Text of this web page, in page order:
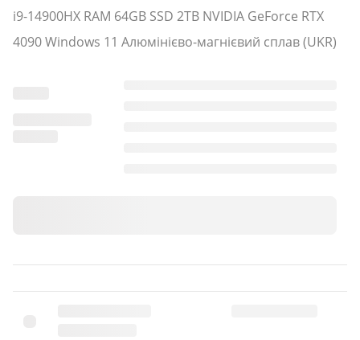
i9-14900HX RAM 64GB SSD 2TB NVIDIA GeForce RTX
4090 Windows 11 Алюмінієво-магнієвий сплав (UKR)